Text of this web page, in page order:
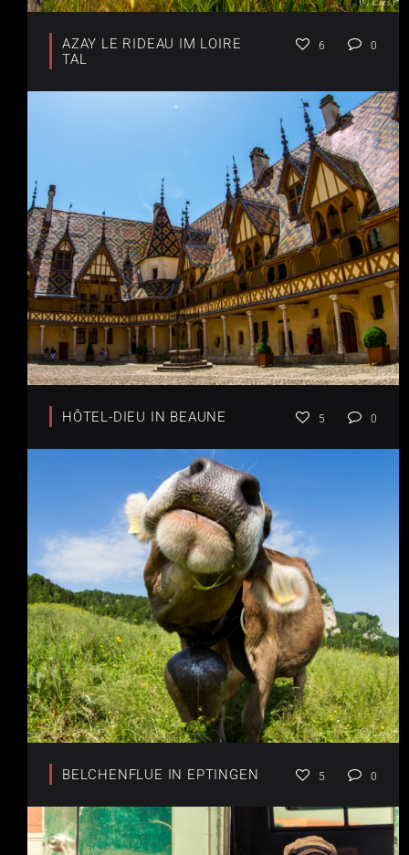
AZAY LE RIDEAU IM LOIRE
TAL
6 0
HÔTEL-DIEU IN BEAUNE 5 0
BELCHENFLUE IN EPTINGEN 5 0